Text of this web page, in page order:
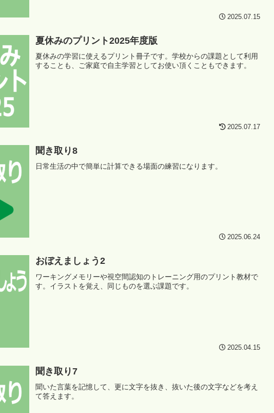
2025.07.15
夏休みのプリント2025年度版
夏休みの学習に使えるプリント冊子です。学校からの課題として利用
することも、ご家庭で自主学習としてお使い頂くこともできます。
2025.07.17
聞き取り8
日常生活の中で簡単に計算できる場面の練習になります。
2025.06.24
おぼえましょう2
ワーキングメモリーや視空間認知のトレーニング用のプリント教材で
す。イラストを覚え、同じものを選ぶ課題です。
2025.04.15
聞き取り7
聞いた言葉を記憶して、更に文字を抜き、抜いた後の文字などを考え
て答えます。